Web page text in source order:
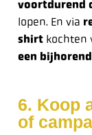
voortdurend
lopen. En via
shirt kochten
een
6. Koop
of